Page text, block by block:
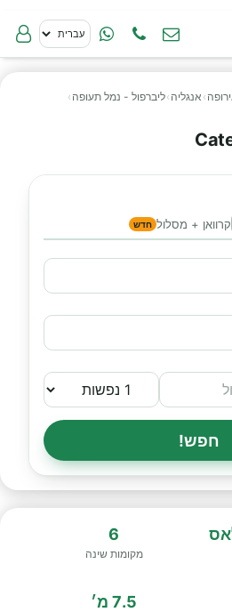
› אנגליה ›ליברפול - נמל תעופה ›
קרוואן + מסלול חדש
חפש!
6
מקומות שינה
7.5 מ׳